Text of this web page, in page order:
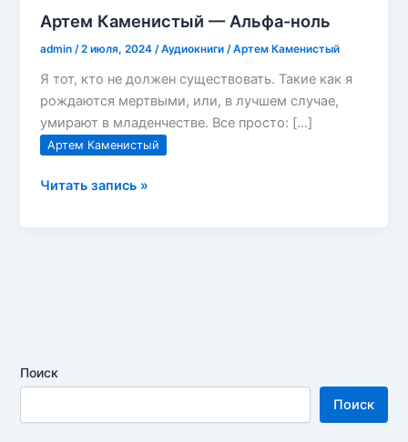
Артем Каменистый — Альфа-ноль
admin /2 июля, 2024 /Аудиокниги /Артем Каменистый
Я тот, кто не должен существовать. Такие как я
рождаются мертвыми, или, в лучшем случае,
умирают в младенчестве. Все просто: […]
Артем Каменистый
Артем
Читать запись »
Поиск
Поиск